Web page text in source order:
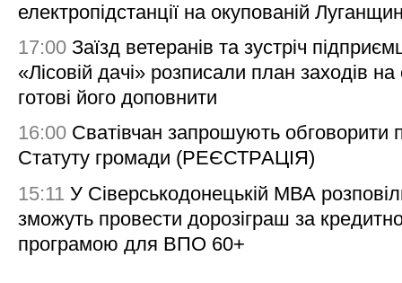
електропідстанції на окупованій
17:00 Заїзд ветеранів та зустріч
«Лісовій дачі» розписали план заходів на
готові його доповнити
16:00 Сватівчан запрошують обговорити
Статуту громади (РЕЄСТРАЦІЯ)
15:11 У Сіверськодонецькій МВА
зможуть провести дорозіграш за
програмою для ВПО 60+